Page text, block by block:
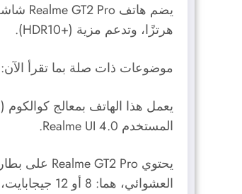
يضم هاتف Realme GT2 Pro شاشة من نوع (
هرتزًا، وتدعم مزية (+HDR10).
موضوعات ذات صلة بما تقرأ الآن:
يعمل هذا الهاتف بمعالج كوالكوم (
المستخدم
.
العشوائي، هما: 8 أو 12 جيجابايت، وثلاثة خيارات من ذاكرة التخزين الداخلية هي: 128 أو 256 أو 512 جيجابايت.